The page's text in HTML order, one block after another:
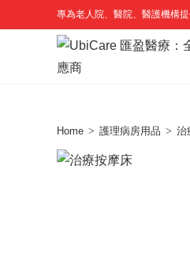
to
專為老人院、醫院、醫護機構
Home > 護理病房用品 > 治